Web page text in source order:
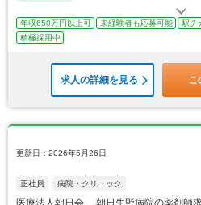
年収650万円以上可 未経験者も応募可能 駅チ
積極採用中
求人の詳細を見る こ
更新日：2026年5月26日
正社員 病院・クリニック